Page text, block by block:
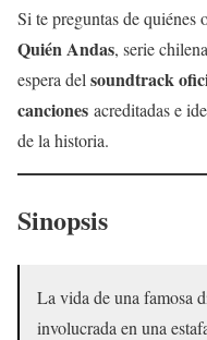
Si te preguntas de quiénes
Quién Andas, serie
espera del soundtrack
canciones acreditadas e
de la historia.
Sinopsis
La vida de una famosa
involucrada en una